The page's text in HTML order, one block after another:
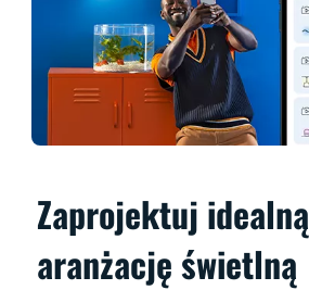
Zaprojektuj idealną
aranżację świetlną